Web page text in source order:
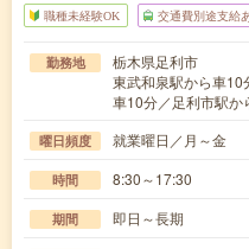
職種未経験OK 交通費別途支給
勤務地
栃木県足利市
東武和泉駅から車10
車10分／足利市駅
曜日頻度 就業曜日／月～金
時間 8:30～17:30
期間 即日～長期